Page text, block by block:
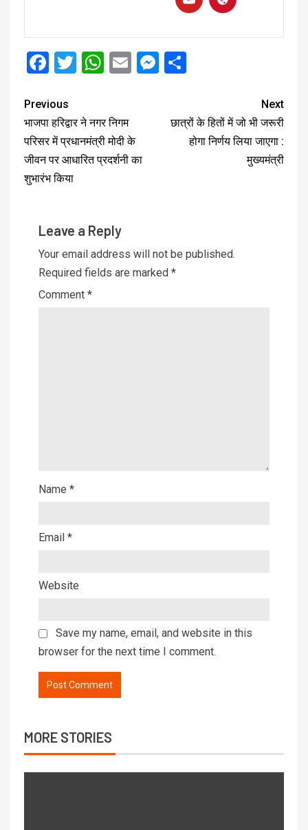
Facebook
Twitter
WhatsApp
EmailMessenger
Previous
भाजपा हरिद्वार ने नगर निगम
परिसर में प्रधानमंत्री मोदी के
जीवन पर आधारित प्रदर्शनी का
शुभारंभ किया
Next
छात्रों के हितों में जो भी जरूरी
होगा निर्णय लिया जाएगा :
मुख्यमंत्री
Leave a Reply
Your email address will not be published.
Required fields are marked *
Comment *
Name *
Email *
Website
Save my name, email, and website in this
browser for the next time I comment.
MORE STORIES